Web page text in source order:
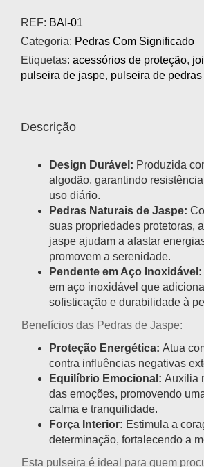
REF: BAI-01
Categoria: Pedras Com Significado
Etiquetas: acessórios de proteção,
pulseira de jaspe, pulseira de
Descrição
Design Durável: Produzida
algodão, garantindo
uso diário.
Pedras Naturais de Jaspe:
suas propriedades protetoras,
jaspe ajudam a afastar
promovem a serenidade.
Pendente em Aço Inoxidável:
em aço inoxidável que
sofisticação e durabilidade à
Benefícios das Pedras de Jaspe:
Proteção Energética: Atua
contra influências negativas
Equilíbrio Emocional: Auxilia
das emoções, promovendo
calma e tranquilidade.
Força Interior: Estimula a
determinação, fortalecendo a
Esta pulseira é ideal para quem